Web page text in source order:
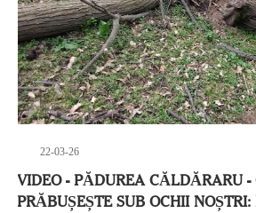
22-03-26
VIDEO - PĂDUREA CĂLDĂRARU -
PRĂBUȘEȘTE SUB OCHII